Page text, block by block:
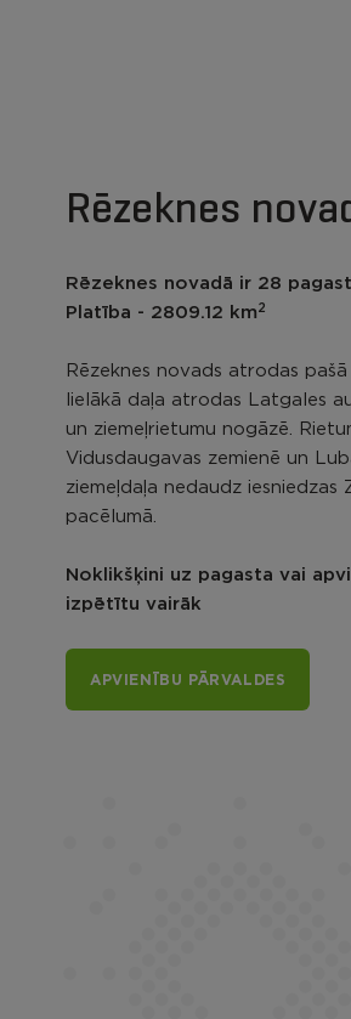
Rēzeknes
Rēzeknes novadā ir 28
Platība - 2809.12 km2
Rēzeknes novads atrodas
lielākā daļa atrodas Latgales
un ziemeļrietumu nogāzē.
Vidusdaugavas zemienē un
ziemeļdaļa nedaudz iesniedzas
pacēlumā.
Noklikšķini uz pagasta vai
izpētītu vairāk
APVIENĪBU PĀRVALDES